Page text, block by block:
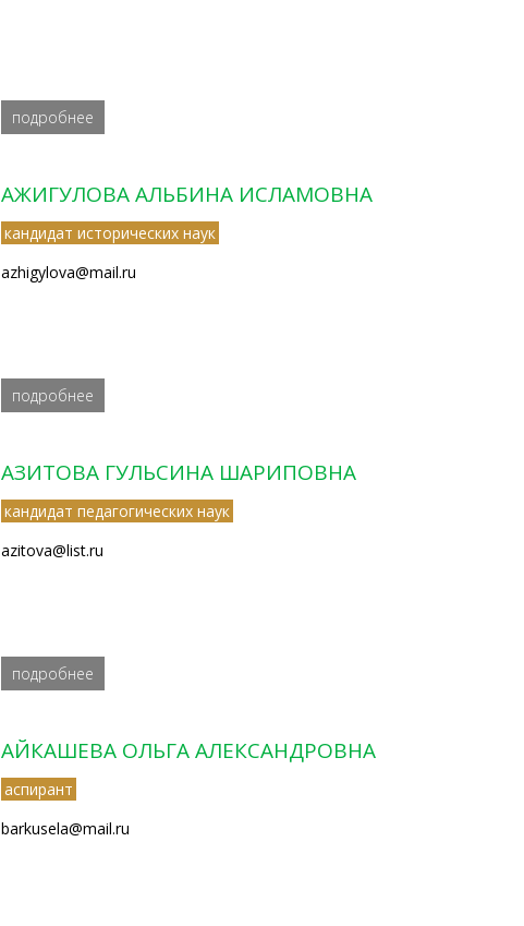
подробнее
АЖИГУЛОВА АЛЬБИНА ИСЛАМОВНА
кандидат исторических наук
azhigylova@mail.ru
подробнее
АЗИТОВА ГУЛЬСИНА ШАРИПОВНА
кандидат педагогических наук
azitova@list.ru
подробнее
АЙКАШЕВА ОЛЬГА АЛЕКСАНДРОВНА
аспирант
barkusela@mail.ru